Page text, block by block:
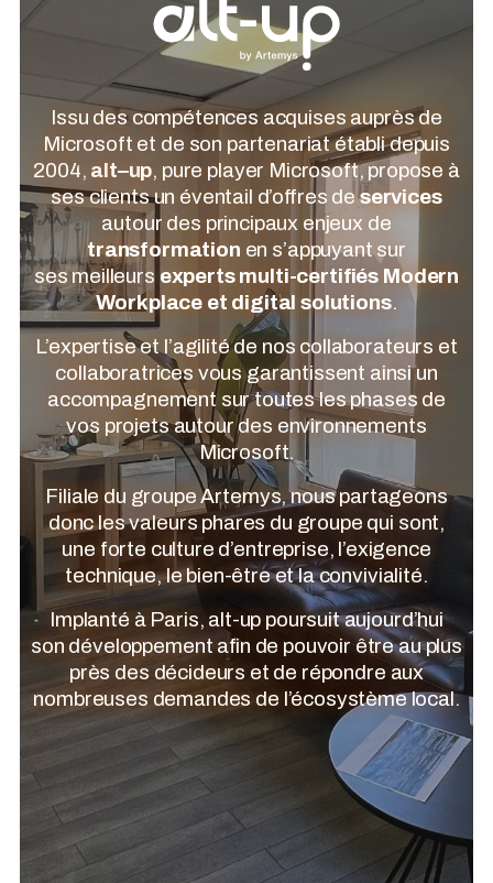
Issu des compétences acquises auprès de
Microsoft et de son partenariat établi depuis
2004, alt–up, pure player Microsoft, propose à
ses clients un éventail d’offres deservices
autour des principaux enjeux de
transformation en s’appuyant sur
ses meilleurs experts multi-certifiés Modern
Workplace et digital solutions.
L’expertise et l’agilité de nos collaborateurs et
collaboratrices vous garantissent ainsi un
accompagnement sur toutes les phases de
vos projets autour des environnements
Microsoft.
Filiale du groupe Artemys, nous partageons
donc les valeurs phares du groupe qui sont,
une forte culture d’entreprise, l’exigence
technique, le bien-être et la convivialité.
Implanté à Paris, alt-up poursuit aujourd’hui
son développement afin de pouvoir être au plus
près des décideurs et de répondre aux
nombreuses demandes de l’écosystème local.